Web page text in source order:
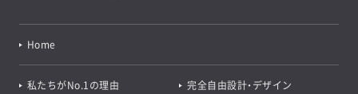
Home
私たちがNo.1の理由
完全自由設計・デザイン